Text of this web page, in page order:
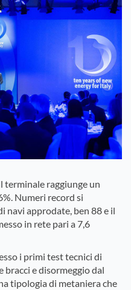
terminale raggiunge un
Numeri record si
navi approdate, ben 88 e il
in rete pari a 7,6
i primi test tecnici di
bracci e disormeggio dal
tipologia di metaniera che